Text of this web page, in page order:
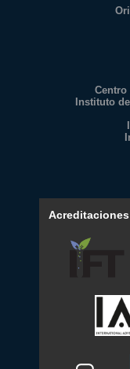
Instituto
Acreditaciones